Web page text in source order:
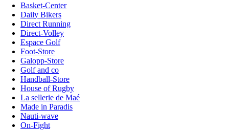
Basket-Center
Daily Bikers
Direct Running
Direct-Volley
Espace Golf
Foot-Store
Galopp-Store
Golf and co
Handball-Store
House of Rugby
La sellerie de Maé
Made in Paradis
Nauti-wave
On-Fight